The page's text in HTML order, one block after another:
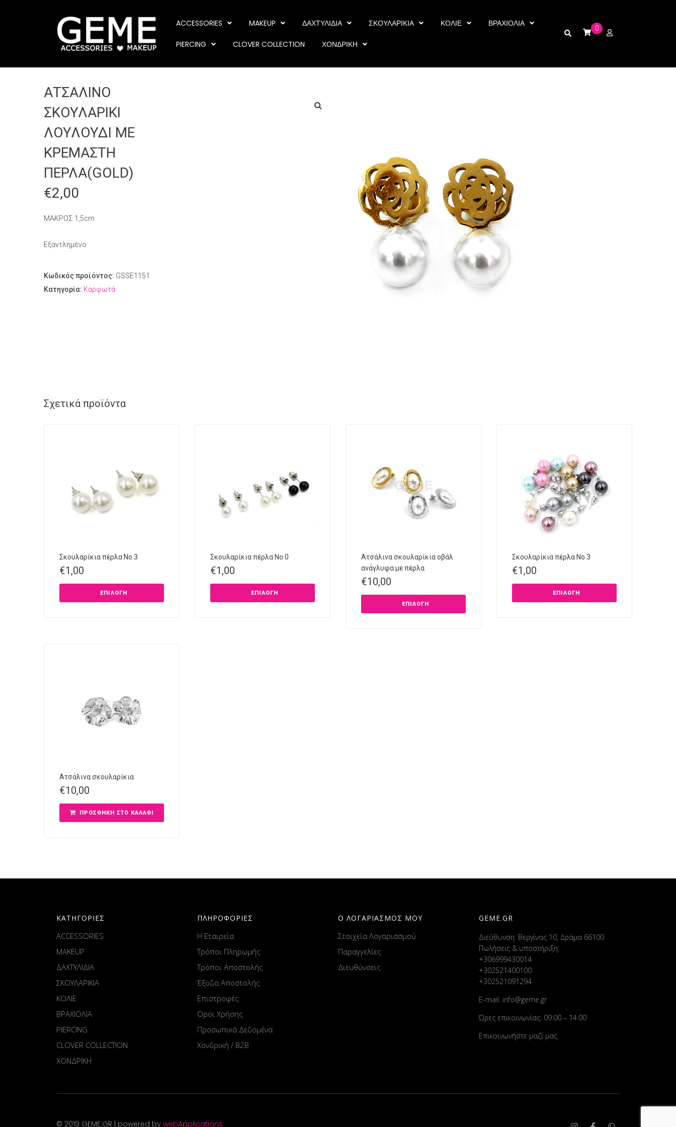
ACCESSORIES MAKEUP ΔΑΧΤΥΛΙΔΙΑ ΣΚΟΥΛΑΡΙΚΙΑ ΚΟΛΙΕ ΒΡΑΧΙΟΛΙΑ
PIERCING CLOVER COLLECTION ΧΟΝΔΡΙΚΗ
0
ΑΤΣΑΛΙΝΟ
ΣΚΟΥΛΑΡΙΚΙ
ΛΟΥΛΟΥΔΙ ΜΕ
ΚΡΕΜΑΣΤΗ
ΠΕΡΛΑ(GOLD)
€2,00
ΜΑΚΡΟΣ 1,5cm
Εξαντλημένο
Κωδικός προϊόντος: GSSE1151
Κατηγορία: Καρφωτά
Σχετικά προϊόντα
Σκουλαρίκια πέρλα Νο 3
€1,00
ΕΠΙΛΟΓΉ
Σκουλαρίκια πέρλα Νο 0
€1,00
ΕΠΙΛΟΓΉ
Ατσάλινα σκουλαρίκια οβάλ
ανάγλυφα με πέρλα
€10,00
ΕΠΙΛΟΓΉ
Σκουλαρίκια πέρλα No 3
€1,00
ΕΠΙΛΟΓΉ
Ατσάλινα σκουλαρίκια
€10,00
ΠΡΟΣΘΉΚΗ ΣΤΟ ΚΑΛΆΘΙ
ΚΑΤΗΓΟΡΙΕΣ
ACCESSORIES
MAKEUP
ΔΑΧΤΥΛΙΔΙΑ
ΣΚΟΥΛΑΡΙΚΙΑ
ΚΟΛΙΕ
ΒΡΑΧΙΟΛΙΑ
PIERCING
CLOVER COLLECTION
ΧΟΝΔΡΙΚΗ
ΠΛΗΡΟΦΟΡΙΕΣ
Η Εταιρεία
Τρόποι Πληρωμής
Τρόποι Αποστολής
Έξοδα Αποστολής
Επιστροφές
Όροι Χρήσης
Προσωπικά Δεδομένα
Χονδρική / B2B
Ο ΛΟΓΑΡΙΑΣΜΟΣ ΜΟΥ
Στοιχεία Λογαριασμού
Παραγγελίες
Διευθύνσεις
GEME.GR
Διεύθυνση: Βεργίνας 10, Δράμα 66100
Πωλήσεις & υποστήριξη:
+306999430014
+302521400100
+302521091294
E-mail: info@geme.gr
Ώρες επικοινωνίας: 09:00 – 14:00
Επικοινωνήστε μαζί μας
© 2019 GEME.GR | powered by webApplications